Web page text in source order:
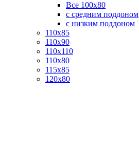
Все 100х80
с средним поддоном
с низким поддоном
110х85
110х90
110х110
110х80
115х85
120х80